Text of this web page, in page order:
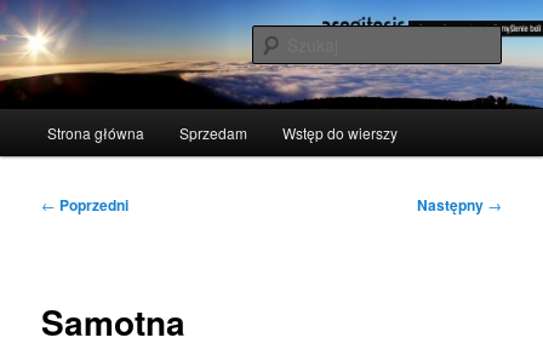
Przeskocz
do
tekstu
acogitosis
polscy naukowcy udowodnili: myślenie boli
Strona główna Sprzedam Wstęp do wierszy
Nawigacja
← Poprzedni Następny →
Samotna